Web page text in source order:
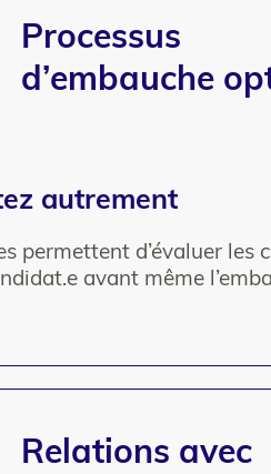
Processus
d’embauche
autrement
permettent d’évaluer les
avant même
Relations avec